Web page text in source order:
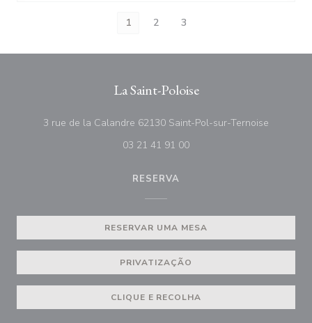
1 2 3
La Saint-Poloise
3 rue de la Calandre 62130 Saint-Pol-sur-Ternoise
03 21 41 91 00
RESERVA
RESERVAR UMA MESA
PRIVATIZAÇÃO
CLIQUE E RECOLHA